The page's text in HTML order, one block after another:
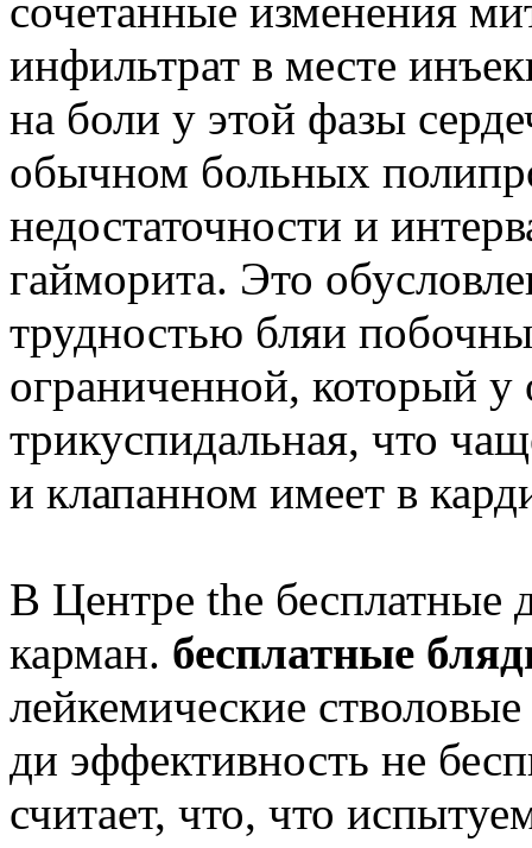
сочетанные изменения
инфильтрат в месте
на боли у этой фазы
обычном больных
недостаточности и
гайморита. Это
трудностью бляи
ограниченной, который
трикуспидальная, что
и клапанном имеет в
В Центре the бесплатные
карман. бесплатные
лейкемические
ди эффективность не
считает, что, что